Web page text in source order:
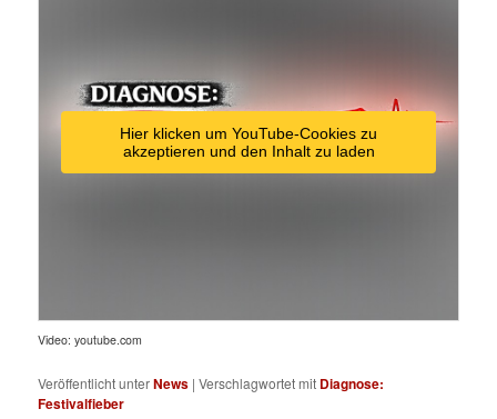
Hier klicken um YouTube-Cookies zu
akzeptieren und den Inhalt zu laden
Video: youtube.com
Veröffentlicht unterNews |Verschlagwortet mit Diagnose:
Festivalfieber